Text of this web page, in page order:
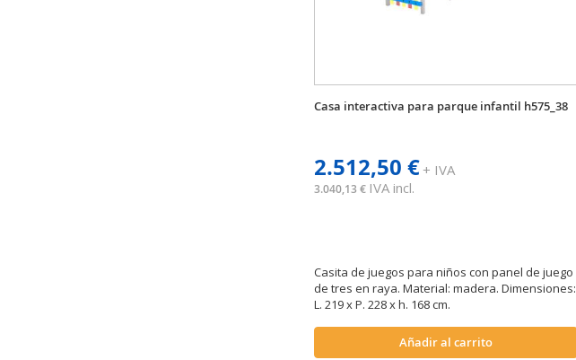
Casa interactiva para parque infantil h575_38
2.512,50 €+ IVA
3.040,13 € IVA incl.
Casita de juegos para niños con panel de juego
de tres en raya. Material: madera. Dimensiones:
L. 219 x P. 228 x h. 168 cm.
Añadir al carrito